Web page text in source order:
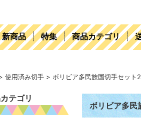
新商品 特集 商品カテゴリ
使用済み切手 > ボリビア多民族国切手セット
テゴリ
ボリビア多民